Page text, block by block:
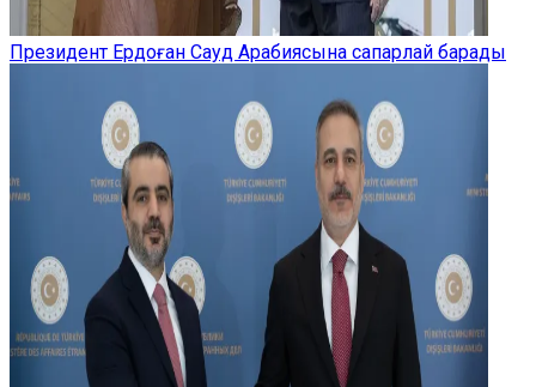
Президент Ердоған Сауд Арабиясына сапарлай барады